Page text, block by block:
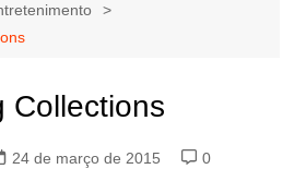
Collections
24 de março de 2015
0